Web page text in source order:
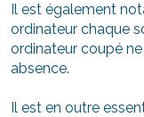
Il est également
ordinateur chaque
ordinateur coupé
absence.
Il est en outre